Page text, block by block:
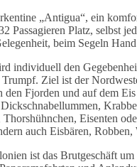
„Antigua“, ein
Passagieren Platz, selbst
beim Segeln
individuell den
Ziel ist der
den Fjorden und auf dem
Thorshühnchen, Eisenten
auch Eisbären, Robben,
ist das Brutgeschäft um